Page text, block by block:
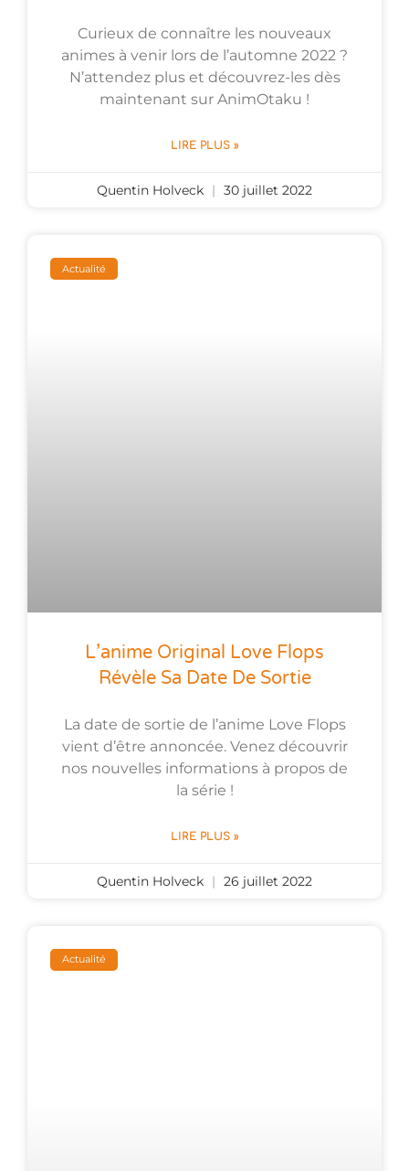
Curieux de connaître les nouveaux
animes à venir lors de l’automne 2022 ?
N’attendez plus et découvrez-les dès
maintenant sur AnimOtaku !
LIRE PLUS »
Quentin Holveck 30 juillet 2022
Actualité
L’anime Original Love Flops
Révèle Sa Date De Sortie
La date de sortie de l’anime Love Flops
vient d’être annoncée. Venez découvrir
nos nouvelles informations à propos de
la série !
LIRE PLUS »
Quentin Holveck 26 juillet 2022
Actualité